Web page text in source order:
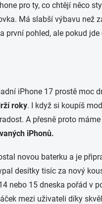
pro ty, co chtějí něco
Má slabší výbavu než
první pohled, ale pokud jde
iPhone 17 prostě moc
roky. I když si koupíš
A přesně proto máme
iPhonů.
novou baterku a je
desítky tisíc za nový
nebo 15 dneska pořád v
mezi uživateli díky